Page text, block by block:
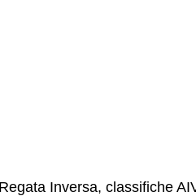
Inversa, classifiche